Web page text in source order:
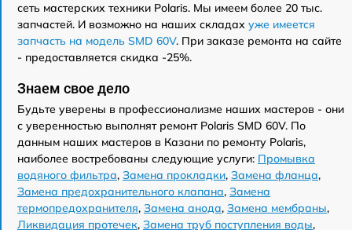
сеть мастерских техники Polaris. Мы имеем более 20 тыс.
запчастей. И возможно на наших складах уже имеется
запчасть на модель SMD 60V. При заказе ремонта на сайте
- предоставляется скидка -25%.
Знаем свое дело
Будьте уверены в профессионализме наших мастеров - они
с уверенностью выполнят ремонт Polaris SMD 60V. По
данным наших мастеров в Казани по ремонту Polaris,
наиболее востребованы следующие услуги: Промывка
водяного фильтра, Замена прокладки, Замена фланца,
Замена предохранительного клапана, Замена
термопредохранителя, Замена анода, Замена мембраны,
Ликвидация протечек, Замена труб поступления воды,